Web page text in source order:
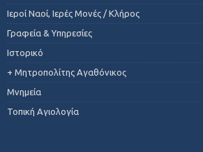
Ιεροί Ναοί, Ιερές Μονές / Κλήρος
Γραφεία & Υπηρεσίες
Ιστορικό
+ Μητροπολίτης Αγαθόνικος
Μνημεία
Τοπική Αγιολογία